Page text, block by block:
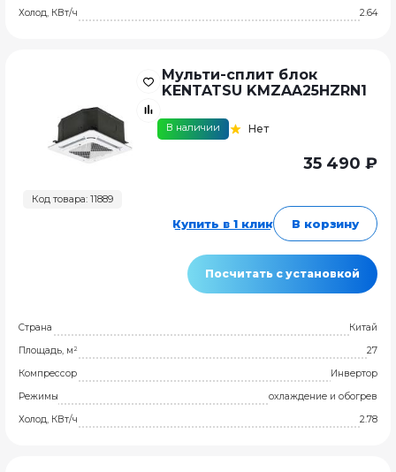
Холод, КВт/ч 2.64
Код товара: 11889
Мульти-сплит блок
KENTATSU KMZAA25HZRN1
В наличии Нет
35 490 ₽
Купить в 1 клик В корзину
Посчитать с установкой
Страна
Китай
Площадь, м²
27
Компрессор
Инвертор
Режимы
охлаждение и обогрев
Холод, КВт/ч
2.78